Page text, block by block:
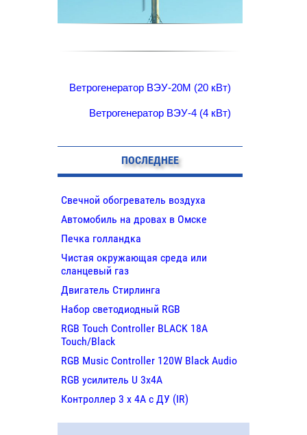
Ветрогенератор ВЭУ-20М (20 кВт)
Ветрогенератор ВЭУ-4 (4 кВт)
ПОСЛЕДНЕЕ
Свечной обогреватель воздуха
Автомобиль на дровах в Омске
Печка голландка
Чистая окружающая среда или
сланцевый газ
Двигатель Стирлинга
Набор светодиодный RGB
RGB Touch Controller BLACK 18A
Touch/Black
RGB Music Controller 120W Black Audio
RGB усилитель U 3х4A
Контроллер 3 х 4А с ДУ (IR)